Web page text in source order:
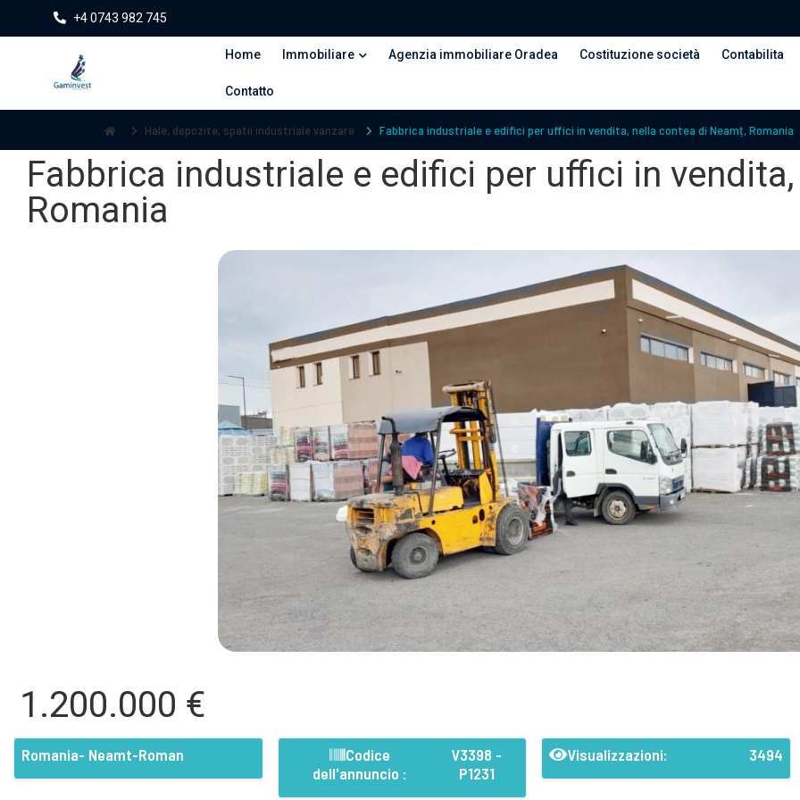
+4 0743 982 745
Home Immobiliare Agenzia immobiliare Oradea Costituzione società Contabilita
Contatto
Hale, depozite, spatii industriale vanzare Fabbrica industriale e edifici per uffici in vendita, nella contea di Neamț, Romania
Fabbrica industriale e edifici per uffici in
Romania
1.200.000 €
Romania- Neamt-Roman
Codice
dell'annuncio :
V3398 -
P1231
Visualizzazioni: 3494